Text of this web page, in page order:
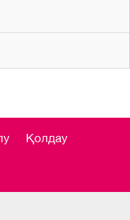
Қолдау